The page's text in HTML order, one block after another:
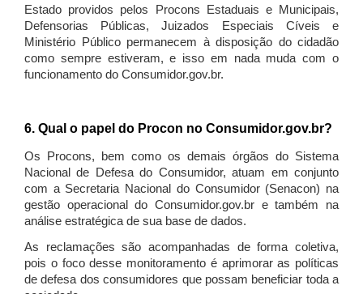
Estado providos pelos Procons Estaduais e Municipais,
Defensorias Públicas, Juizados Especiais Cíveis e
Ministério Público permanecem à disposição do cidadão
como sempre estiveram, e isso em nada muda com o
funcionamento do Consumidor.gov.br.
6. Qual o papel do Procon no Consumidor.gov.br?
Os Procons, bem como os demais órgãos do Sistema
Nacional de Defesa do Consumidor, atuam em conjunto
com a Secretaria Nacional do Consumidor (Senacon) na
gestão operacional do Consumidor.gov.br e também na
análise estratégica de sua base de dados.
As reclamações são acompanhadas de forma coletiva,
pois o foco desse monitoramento é aprimorar as políticas
de defesa dos consumidores que possam beneficiar toda a